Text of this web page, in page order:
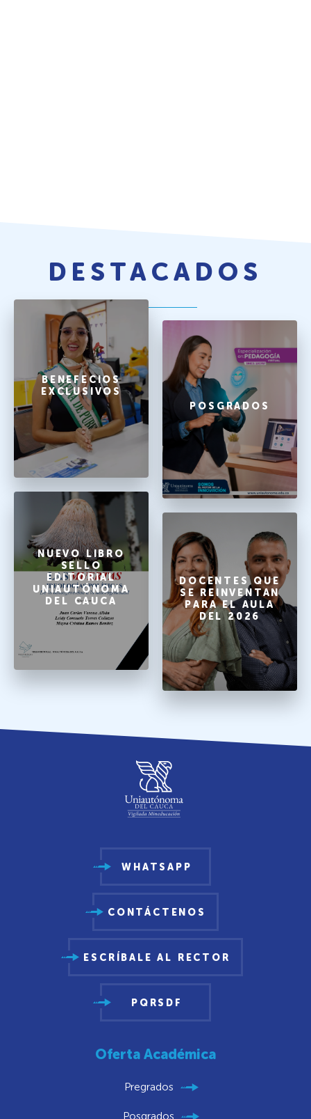
DESTACADOS
BENEFECIOS
EXCLUSIVOS
POSGRADOS
NUEVO LIBRO
SELLO
EDITORIAL
UNIAUTÓNOMA
DEL CAUCA
DOCENTES QUE
SE REINVENTAN
PARA EL AULA
DEL 2026
WHATSAPP
CONTÁCTENOS
ESCRÍBALE AL RECTOR
PQRSDF
Oferta Académica
Pregrados
Posgrados